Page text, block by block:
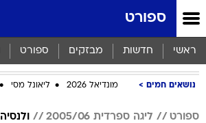
ספורט
ראשי חדשות מבזקים ספורט
נושאים חמים מונדיאל 2026 ליאונל מסי
ספורט ליגה ספרדית 2005/06 ולנסיה